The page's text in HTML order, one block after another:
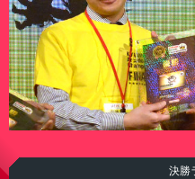
決勝